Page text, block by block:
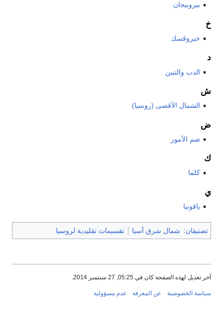
بيروبيجان
خ
خبروڤسك
د
الدب والتنين
ش
الشمال الأقصى (روسيا)
ض
ضم الآمور
ك
كلما
ي
ياقوتيا
تصنيفان: شمال شرق آسيا تقسيمات تقليدية لروسيا
آخر تعديل لهذه الصفحة كان في 05:25, 27 سبتمبر 2014.
سياسة الخصوصية عن المعرفة عدم مسؤولية